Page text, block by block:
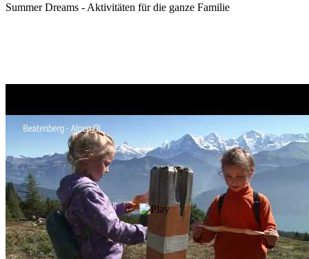
Summer Dreams - Aktivitäten für die ganze Familie